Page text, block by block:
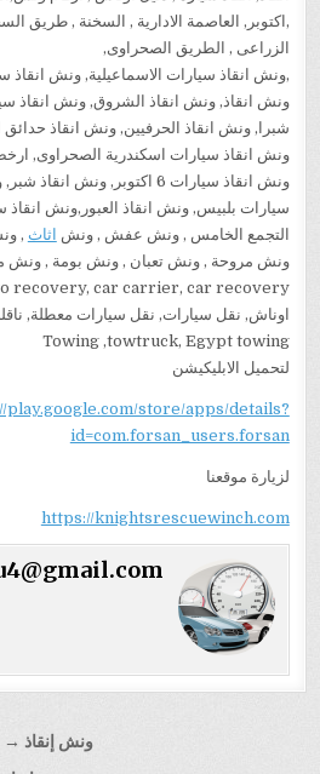
,اكتوبر, العاصمة الادارية , السخنة , طريق
الزراعى , الطريق الصحراوى,
,ونش انقاذ سيارات الاسماعيلية, ونش انقاذ
ونش انقاذ, ونش انقاذ الشروق, ونش انقاذ
شبرا, ونش انقاذ الحرفيين, ونش انقاذ
ونش انقاذ سيارات اسكندرية الصحراوى,
ونش انقاذ سيارات 6 اكتوبر,
سيارات بلبيس, ونش انقاذ العبور,ونش
التجمع الخامس , ونش عفش , ونش اثاث ,
اوناش, نقل سيارات, نقل سيارات معطلة,
Towing ,towtruck, Egypt towing
لتحميل الابليكيشن
play.google.com/store/apps/details?
id=com.forsan_users.forsan
لزيارة موقعنا
https://knightsrescuewinch.com
ونش إنقاذ →